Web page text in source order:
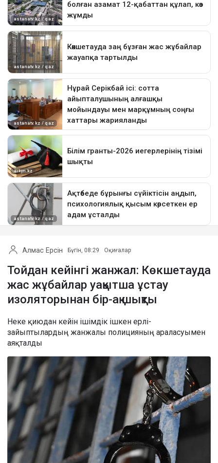
Алмас Ерсін Бүгін, 08:29 Оқиғалар
Тойдан кейінгі жанжал: Көкшетауда
жас жұбайлар уақытша ұстау
изоляторынан бір-ақ шықты
Неке қиюдан кейін ішімдік ішкен ерлі-
зайыптылардың жанжалы полицияның араласуымен
аяқталды